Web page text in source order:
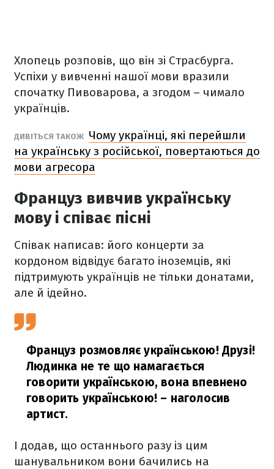
Хлопець розповів, що він зі Страсбурга.
Успіхи у вивченні нашої мови вразили
спочатку Пивоварова, а згодом – чимало
українців.
ДИВІТЬСЯ ТАКОЖ Чому українці, які перейшли
на українську з російської, повертаються до
мови агресора
Француз вивчив українську
мову і співає пісні
Співак написав: його концерти за
кордоном відвідує багато іноземців, які
підтримують українців не тільки донатами,
але й ідейно.
Француз розмовляє українською! Друзі!
Людинка не те що намагається
говорити українською, вона впевнено
говорить українською! – наголосив
артист.
І додав, що останнього разу із цим
шанувальником вони бачились на